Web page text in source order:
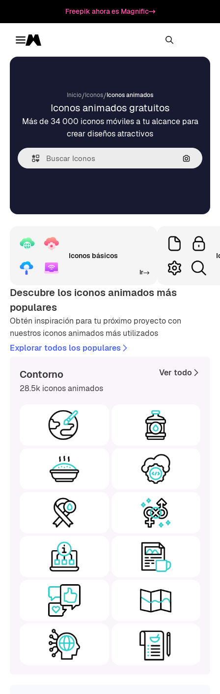
Freepik ahora es Magnific
Toggle menu
Magnific
Inicio/Iconos/Iconos animados
Iconos animados gratuitos
Más de 34 000 iconos móviles a tu alcance para
crear diseños atractivos
Buscar
Iconos básicos
Ir
Descubre los iconos animados más
populares
Obtén inspiración para tu próximo proyecto con
nuestros iconos animados más utilizados
Explorar todos los populares
Contorno
28.5k iconos animados
Ver todo